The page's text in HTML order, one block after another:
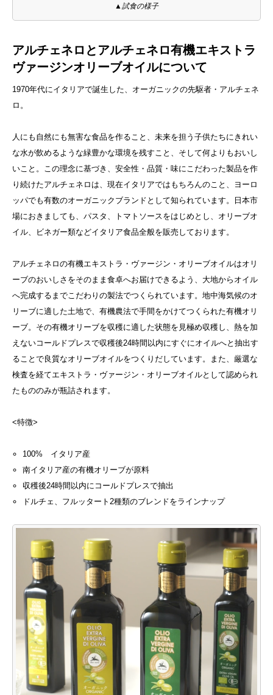
▲試食の様子
アルチェネロとアルチェネロ有機エキストラ
ヴァージンオリーブオイルについて
1970年代にイタリアで誕生した、オーガニックの先駆者・アルチェネ
ロ。
人にも自然にも無害な食品を作ること、未来を担う子供たちにきれい
な水が飲めるような緑豊かな環境を残すこと、そして何よりもおいし
いこと。この理念に基づき、安全性・品質・味にこだわった製品を作
り続けたアルチェネロは、現在イタリアではもちろんのこと、ヨーロ
ッパでも有数のオーガニックブランドとして知られています。日本市
場におきましても、パスタ、トマトソースをはじめとし、オリーブオ
イル、ビネガー類などイタリア食品全般を販売しております。
アルチェネロの有機エキストラ・ヴァージン・オリーブオイルはオリ
ーブのおいしさをそのまま食卓へお届けできるよう、大地からオイル
へ完成するまでこだわりの製法でつくられています。地中海気候のオ
リーブに適した土地で、有機農法で手間をかけてつくられた有機オリ
ーブ。その有機オリーブを収穫に適した状態を見極め収穫し、熱を加
えないコールドプレスで収穫後24時間以内にすぐにオイルへと抽出す
ることで良質なオリーブオイルをつくりだしています。また、厳選な
検査を経てエキストラ・ヴァージン・オリーブオイルとして認められ
たもののみが瓶詰されます。
<特徴>
100% イタリア産
南イタリア産の有機オリーブが原料
収穫後24時間以内にコールドプレスで抽出
ドルチェ、フルッタート2種類のブレンドをラインナップ